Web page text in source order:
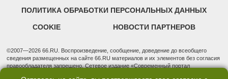
ПОЛИТИКА ОБРАБОТКИ ПЕРСОНАЛЬНЫХ ДАННЫХ
COOKIE НОВОСТИ ПАРТНЕРОВ
©2007—2026 66.RU. Воспроизведение, сообщение, доведение до всеобщего
сведения размещенных на сайте 66.RU материалов и их элементов без согласия
правообладателя запрещено. Сетевое издание «Современный портал